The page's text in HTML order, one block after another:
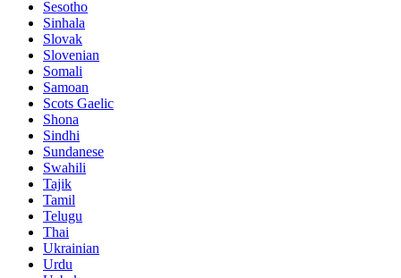
Sesotho
Sinhala
Slovak
Slovenian
Somali
Samoan
Scots Gaelic
Shona
Sindhi
Sundanese
Swahili
Tajik
Tamil
Telugu
Thai
Ukrainian
Urdu